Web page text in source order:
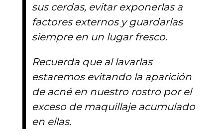
sus cerdas, evitar exponerlas a
factores externos y guardarlas
siempre en un lugar fresco.
Recuerda que al lavarlas
estaremos evitando la aparición
de acné en nuestro rostro por el
exceso de maquillaje acumulado
en ellas.